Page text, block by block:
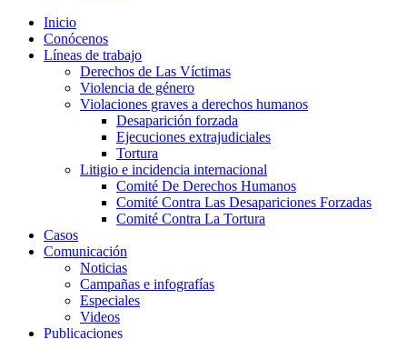
Inicio
Conócenos
Líneas de trabajo
Derechos de Las Víctimas
Violencia de género
Violaciones graves a derechos humanos
Desaparición forzada​
Ejecuciones extrajudiciales
Tortura
Litigio e incidencia internacional
Comité De Derechos Humanos​
Comité Contra Las Desapariciones Forzadas
Comité Contra La Tortura​
Casos
Comunicación
Noticias
Campañas e infografías
Especiales
Videos
Publicaciones